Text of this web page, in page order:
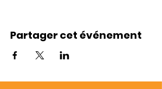
Partager cet événement